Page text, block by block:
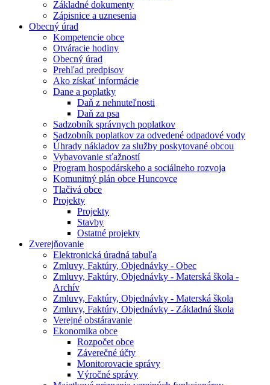
Základné dokumenty
Zápisnice a uznesenia
Obecný úrad
Kompetencie obce
Otváracie hodiny
Obecný úrad
Prehľad predpisov
Ako získať informácie
Dane a poplatky
Daň z nehnuteľnosti
Daň za psa
Sadzobník správnych poplatkov
Sadzobník poplatkov za odvedené odpadové vody
Úhrady nákladov za služby poskytované obcou
Vybavovanie sťažností
Program hospodárskeho a sociálneho rozvoja
Komunitný plán obce Huncovce
Tlačivá obce
Projekty
Projekty
Stavby
Ostatné projekty
Zverejňovanie
Elektronická úradná tabuľa
Zmluvy, Faktúry, Objednávky - Obec
Zmluvy, Faktúry, Objednávky - Materská škola -
Archív
Zmluvy, Faktúry, Objednávky - Materská škola
Zmluvy, Faktúry, Objednávky - Základná škola
Verejné obstáravanie
Ekonomika obce
Rozpočet obce
Záverečné účty
Monitorovacie správy
Výročné správy